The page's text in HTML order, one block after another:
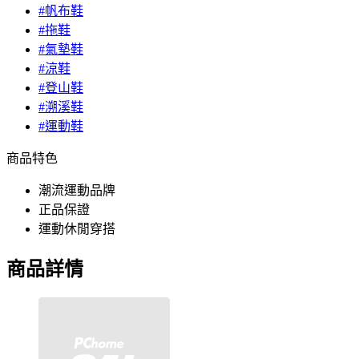
#帆布鞋
#拖鞋
#氣墊鞋
#涼鞋
#登山鞋
#溯溪鞋
#運動鞋
商品特色
潮流運動品牌
正品保證
運動休閒穿搭
商品詳情